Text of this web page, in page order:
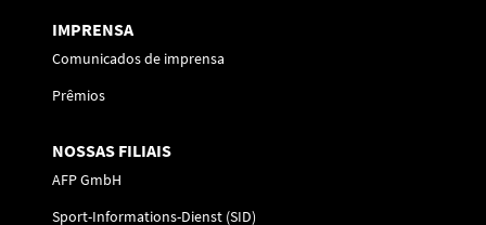
IMPRENSA
Comunicados de imprensa
Prêmios
NOSSAS FILIAIS
AFP GmbH
Sport-Informations-Dienst (SID)